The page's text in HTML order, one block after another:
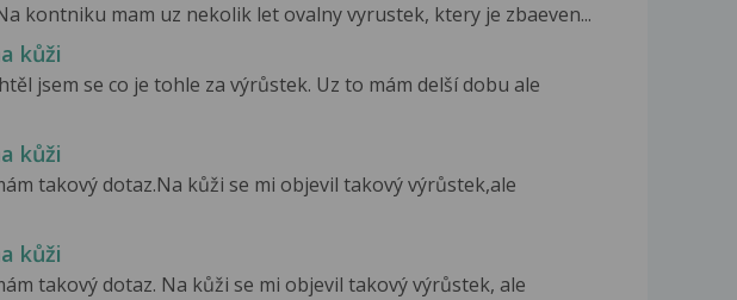
kontniku mam uz nekolik let ovalny vyrustek, ktery je zbaeven...
kůži
jsem se co je tohle za výrůstek. Uz to mám delší dobu ale
kůži
takový dotaz.Na kůži se mi objevil takový výrůstek,ale
kůži
takový dotaz. Na kůži se mi objevil takový výrůstek, ale